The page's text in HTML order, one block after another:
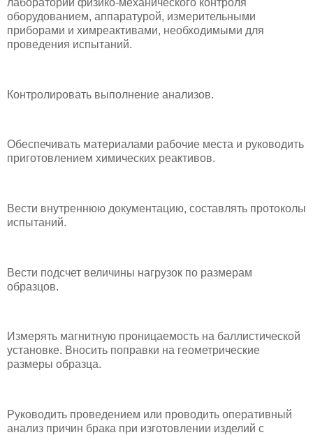
лаборатории физико-механического контроля
оборудованием, аппаратурой, измерительными
приборами и химреактивами, необходимыми для
проведения испытаний.
Контролировать выполнение анализов.
Обеспечивать материалами рабочие места и руководить
приготовлением химических реактивов.
Вести внутреннюю документацию, составлять протоколы
испытаний.
Вести подсчет величины нагрузок по размерам
образцов.
Измерять магнитную проницаемость на баллистической
установке. Вносить поправки на геометрические
размеры образца.
Руководить проведением или проводить оперативный
анализ причин брака при изготовлении изделий с